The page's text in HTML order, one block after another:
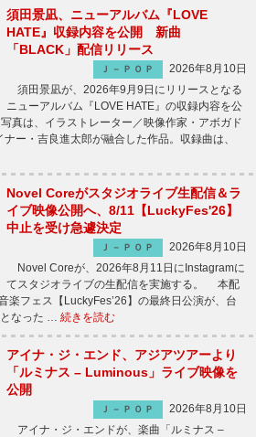
須田景凪、ニューアルバム『LOVE
HATE』収録内容を公開 新曲
「BLACK」配信リリース
Ｊ－ＰＯＰ
2026年8月10日
須田景凪が、2026年9月9日にリリースとなる
ニューアルバム『LOVE HATE』の収録内容を公
真は、イラストレーター／映像作家・アボガド
ー・吉良進太郎が融合した作品。収録曲は、
Novel Coreがスタジオライブ生配信＆ラ
イブ映像公開へ、8/11【LuckyFes'26】
中止を受け急遽決定
Ｊ－ＰＯＰ
2026年8月10日
Novel Coreが、2026年8月11日にInstagramに
てスタジオライブの生配信を実施する。 本配
楽フェス【LuckyFes’26】の最終日公演が、台
なった … 続きを読む
アイナ・ジ・エンド、アジアツアーより
「ルミナス – Luminous」ライブ映像を
公開
Ｊ－ＰＯＰ
2026年8月10日
アイナ・ジ・エンドが、楽曲「ルミナス –